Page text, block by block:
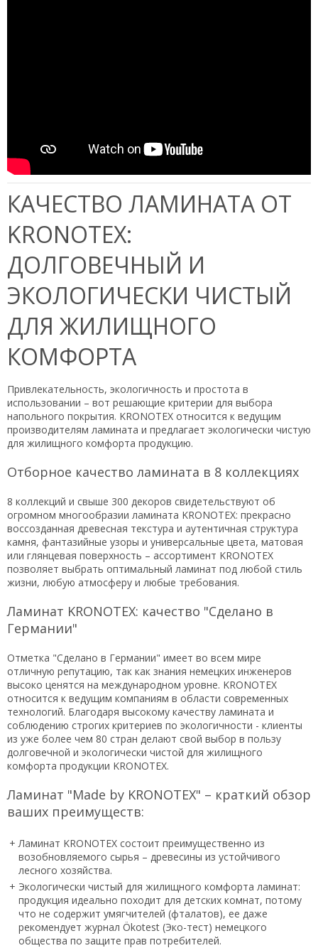
КАЧЕСТВО ЛАМИНАТА ОТ
KRONOTEX:
ДОЛГОВЕЧНЫЙ И
ЭКОЛОГИЧЕСКИ ЧИСТЫЙ
ДЛЯ ЖИЛИЩНОГО
КОМФОРТА
Привлекательность, экологичность и простота в
использовании – вот решающие критерии для выбора
напольного покрытия. KRONOTEX относится к ведущим
производителям ламината и предлагает экологически чистую
для жилищного комфорта продукцию.
Отборное качество ламината в 8 коллекциях
8 коллекций и свыше 300 декоров свидетельствуют об
огромном многообразии ламината KRONOTEX: прекрасно
воссозданная древесная текстура и аутентичная структура
камня, фантазийные узоры и универсальные цвета, матовая
или глянцевая поверхность – ассортимент KRONOTEX
позволяет выбрать оптимальный ламинат под любой стиль
жизни, любую атмосферу и любые требования.
Ламинат KRONOTEX: качество "Сделано в
Германии"
Отметка "Сделано в Германии" имеет во всем мире
отличную репутацию, так как знания немецких инженеров
высоко ценятся на международном уровне. KRONOTEX
относится к ведущим компаниям в области современных
технологий. Благодаря высокому качеству ламината и
соблюдению строгих критериев по экологичности - клиенты
из уже более чем 80 стран делают свой выбор в пользу
долговечной и экологически чистой для жилищного
комфорта продукции KRONOTEX.
Ламинат "Made by KRONOTEX" – краткий обзор
ваших преимуществ:
+ Ламинат KRONOTEX состоит преимущественно из
возобновляемого сырья – древесины из устойчивого
лесного хозяйства.
+ Экологически чистый для жилищного комфорта ламинат:
продукция идеально походит для детских комнат, потому
что не содержит умягчителей (фталатов), ее даже
рекомендует журнал Ökotest (Эко-тест) немецкого
общества по защите прав потребителей.